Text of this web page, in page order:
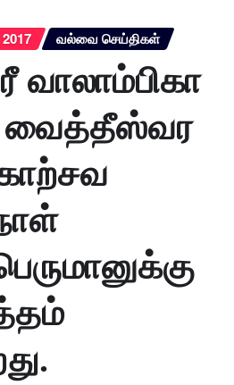
வல்வை செய்திகள்
வைத்தீஸ்வர